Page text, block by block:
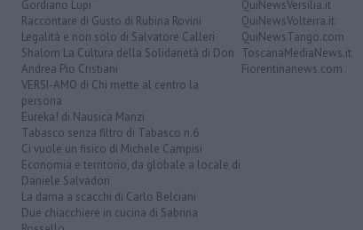
Gordiano Lupi
Raccontare di Gusto di Rubina Rovini
Legalità e non solo di Salvatore Calleri
Shalom La Cultura della Solidarietà di Don
Andrea Pio Cristiani
VERSI-AMO di Chi mette al centro la
persona
Eureka! di Nausica Manzi
Tabasco senza filtro di Tabasco n.6
Ci vuole un fisico di Michele Campisi
Economia e territorio, da globale a locale di
Daniele Salvadori
La dama a scacchi di Carlo Belciani
Due chiacchiere in cucina di Sabrina
QuiNewsVersilia.it
QuiNewsVolterra.it
QuiNewsTango.com
ToscanaMediaNews.it
Fiorentinanews.com